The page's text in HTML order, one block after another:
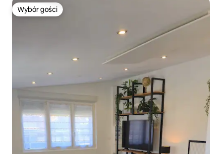
Wybór gości
Wybór gości